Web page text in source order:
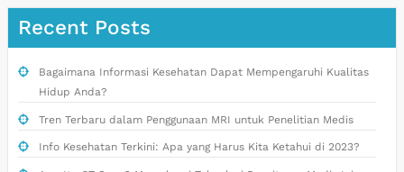
Recent Posts
Bagaimana Informasi Kesehatan Dapat Mempengaruhi Kualitas
Hidup Anda?
Tren Terbaru dalam Penggunaan MRI untuk Penelitian Medis
Info Kesehatan Terkini: Apa yang Harus Kita Ketahui di 2023?